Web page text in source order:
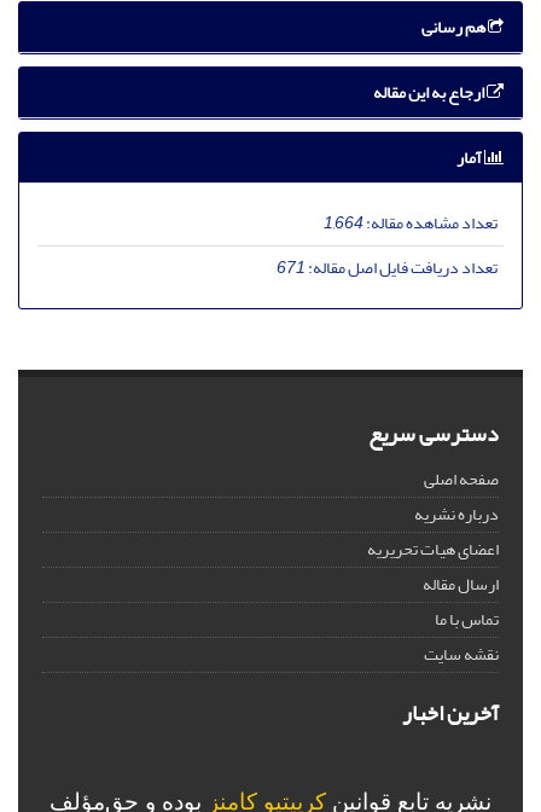
هم رسانی
ارجاع به این مقاله
آمار
تعداد مشاهده مقاله:1,664
تعداد دریافت فایل اصل مقاله:671
دسترسی سریع
صفحه اصلی
درباره نشریه
اعضای هیات تحریریه
ارسال مقاله
تماس با ما
نقشه سایت
آخرین اخبار
نشریه تابع قوانین کرییتیو کامنز بوده و حق‌مؤلف